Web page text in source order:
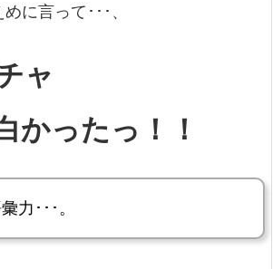
に言って･･･、
ャ
かったっ！！
力･･･。